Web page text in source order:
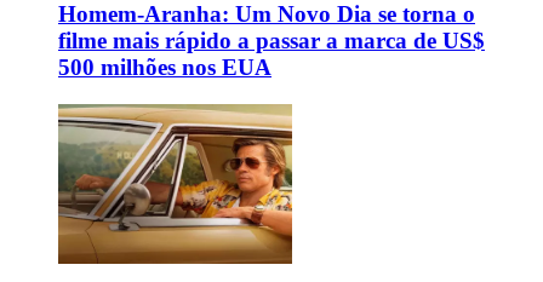
Homem-Aranha: Um Novo Dia se torna o
filme mais rápido a passar a marca de US$
500 milhões nos EUA